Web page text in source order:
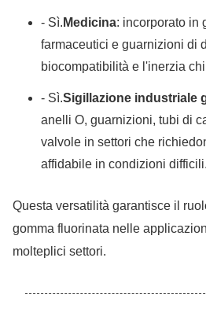
- Sì. Medicina: incorporato in
farmaceutici e guarnizioni di
biocompatibilità e l'inerzia
- Sì.Sigillazione industriale
anelli O, guarnizioni, tubi di
valvole in settori che
affidabile in condizioni difficili.
Questa versatilità garantisce il
gomma fluorinata nelle
molteplici settori.